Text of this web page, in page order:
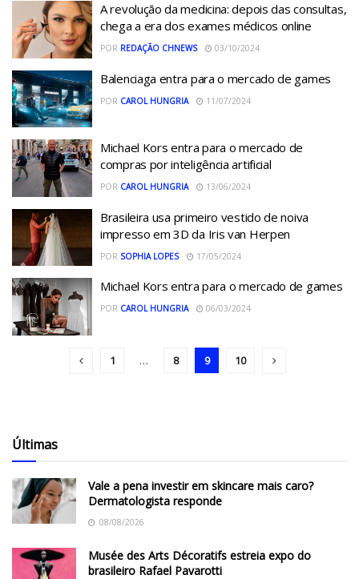
A revolução da medicina: depois das consultas,
chega a era dos exames médicos online
POR REDAÇÃO CHNEWS 03/10/2024
Balenciaga entra para o mercado de games
POR CAROL HUNGRIA 11/07/2024
Michael Kors entra para o mercado de
compras por inteligência artificial
POR CAROL HUNGRIA 13/06/2024
Brasileira usa primeiro vestido de noiva
impresso em 3D da Iris van Herpen
POR SOPHIA LOPES 17/05/2024
Michael Kors entra para o mercado de games
POR CAROL HUNGRIA 06/03/2024
1 … 8 9 10
Últimas
Vale a pena investir em skincare mais caro?
Dermatologista responde
08/08/2026
Musée des Arts Décoratifs estreia expo do
brasileiro Rafael Pavarotti